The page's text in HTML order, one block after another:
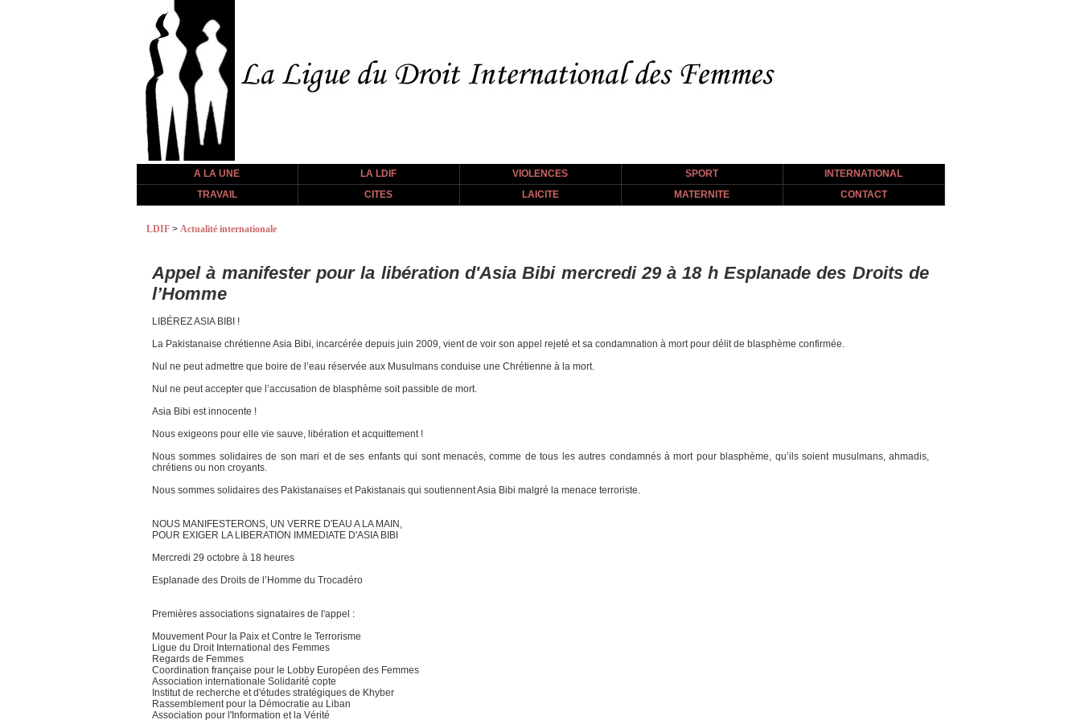
A LA UNE LA LDIF VIOLENCES SPORT
INTERNATIONAL
TRAVAIL
CITES LAICITE MATERNITE CONTACT
LDIF > Actualité internationale
Appel à manifester pour la libération d'Asia Bibi mercredi 29 à 18 h Esplanade des Droits de
l’Homme
LIBÉREZ ASIA BIBI !
La Pakistanaise chrétienne Asia Bibi, incarcérée depuis juin 2009, vient de voir son appel rejeté et sa condamnation à mort pour délit de blasphème confirmée.
Nul ne peut admettre que boire de l’eau réservée aux Musulmans conduise une Chrétienne à la mort.
Nul ne peut accepter que l’accusation de blasphème soit passible de mort.
Asia Bibi est innocente !
Nous exigeons pour elle vie sauve, libération et acquittement !
Nous sommes solidaires de son mari et de ses enfants qui sont menacés, comme de tous les autres condamnés à mort pour blasphème, qu’ils soient musulmans, ahmadis,
chrétiens ou non croyants.
Nous sommes solidaires des Pakistanaises et Pakistanais qui soutiennent Asia Bibi malgré la menace terroriste.
NOUS MANIFESTERONS, UN VERRE D'EAU A LA MAIN,
POUR EXIGER LA LIBERATION IMMEDIATE D'ASIA BIBI
Mercredi 29 octobre à 18 heures
Esplanade des Droits de l’Homme du Trocadéro
Premières associations signataires de l'appel :
Mouvement Pour la Paix et Contre le Terrorisme
Ligue du Droit International des Femmes
Regards de Femmes
Coordination française pour le Lobby Européen des Femmes
Association internationale Solidarité copte
Institut de recherche et d'études stratégiques de Khyber
Rassemblement pour la Démocratie au Liban
Association pour l'Information et la Vérité